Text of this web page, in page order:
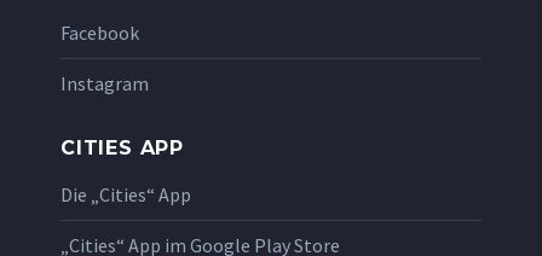
Facebook
Instagram
CITIES APP
Die „Cities“ App
„Cities“ App im Google Play Store